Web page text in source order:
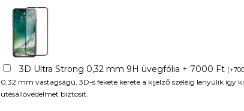
3D Ultra Strong 0,32 mm 9H üvegfólia + 7000 Ft (+
0,32 mm vastagságú, 3D-s fekete kerete a kijelző széléig lenyúlik így
ütésállóvédelmet biztosít.